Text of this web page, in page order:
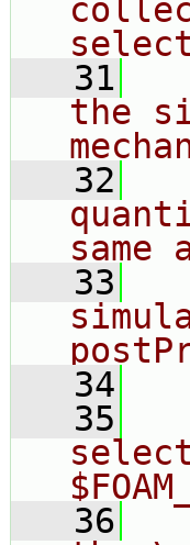
   31
the
   32
same
   33
   34
   35
   36